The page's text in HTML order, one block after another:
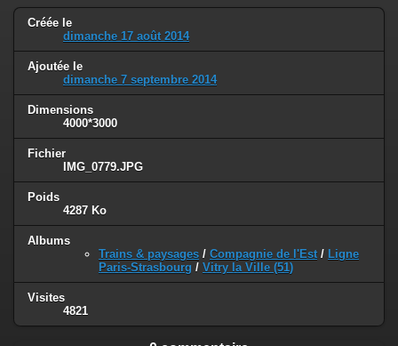
Créée le
dimanche 17 août 2014
Ajoutée le
dimanche 7 septembre 2014
Dimensions
4000*3000
Fichier
IMG_0779.JPG
Poids
4287 Ko
Albums
Trains & paysages / Compagnie de l'Est / Ligne
Paris-Strasbourg / Vitry la Ville (51)
Visites
4821